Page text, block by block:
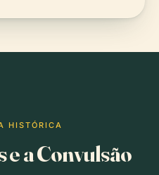
HISTÓRICA
e a Convulsão